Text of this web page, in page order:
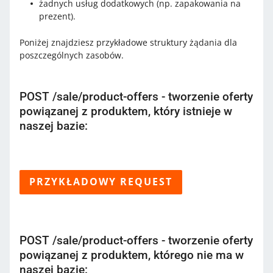
żadnych usług dodatkowych (np. zapakowania na
prezent).
Poniżej znajdziesz przykładowe struktury żądania dla
poszczególnych zasobów.
POST /sale/product-offers - tworzenie oferty
powiązanej z produktem, który istnieje w
naszej bazie:
PRZYKŁADOWY REQUEST
POST /sale/product-offers - tworzenie oferty
powiązanej z produktem, którego nie ma w
naszej bazie: